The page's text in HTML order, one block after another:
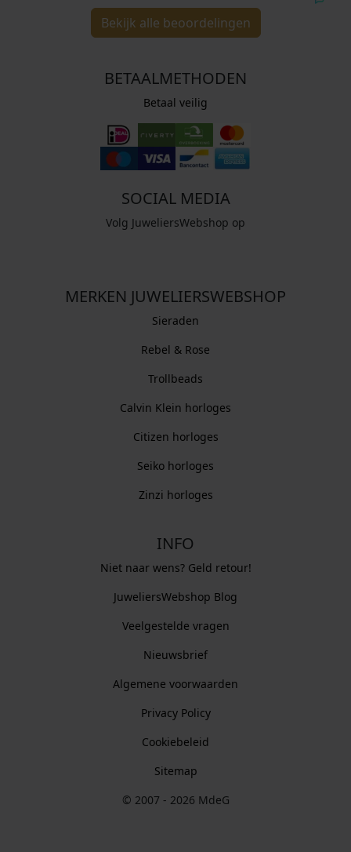
Bekijk alle beoordelingen
BETAALMETHODEN
Betaal veilig
SOCIAL MEDIA
Volg JuweliersWebshop op
MERKEN JUWELIERSWEBSHOP
Sieraden
Rebel & Rose
Trollbeads
Calvin Klein horloges
Citizen horloges
Seiko horloges
Zinzi horloges
INFO
Niet naar wens? Geld retour!
JuweliersWebshop Blog
Veelgestelde vragen
Nieuwsbrief
Algemene voorwaarden
Privacy Policy
Cookiebeleid
Sitemap
© 2007 - 2026 MdeG